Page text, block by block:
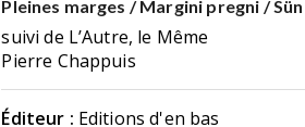
Pleines marges / Margini pregni /
suivi de L’Autre, le Même
Pierre Chappuis
Éditeur : Editions d'en bas